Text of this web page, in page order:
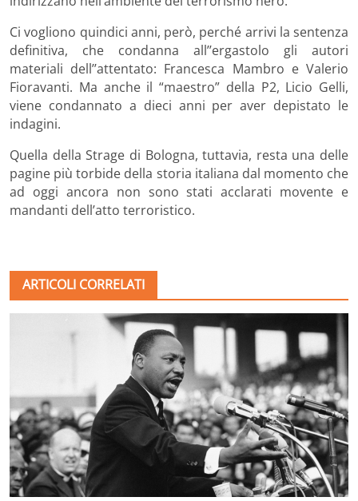
Ci vogliono quindici anni, però, perché arrivi la sentenza
definitiva, che condanna all’’ergastolo gli autori
materiali dell’’attentato: Francesca Mambro e Valerio
Fioravanti. Ma anche il “maestro” della P2, Licio Gelli,
viene condannato a dieci anni per aver depistato le
indagini.
Quella della Strage di Bologna, tuttavia, resta una delle
pagine più torbide della storia italiana dal momento che
ad oggi ancora non sono stati acclarati movente e
mandanti dell’atto terroristico.
ARTICOLI CORRELATI